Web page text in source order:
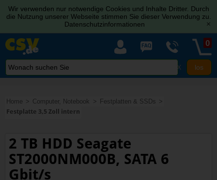
Wir verwenden nur notwendige Cookies und Inhalte Dritter. Durch
die Nutzung unserer Webseite stimmen Sie dieser Verwendung zu.
Datenschutzinformationen
[x]
X
0
Home Computer, Notebook
Festplatten & SSDs
Festplatte 3,5 Zoll intern
2 TB HDD Seagate
ST2000NM000B, SATA 6
Gbit/s